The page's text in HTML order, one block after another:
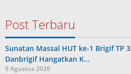
Post Terbaru
Sunatan Massal HUT ke-1 Brigif TP
Danbrigif Hangatkan K…
9 Agustus 2026